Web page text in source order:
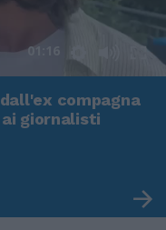
01:16
compagna
giornalisti